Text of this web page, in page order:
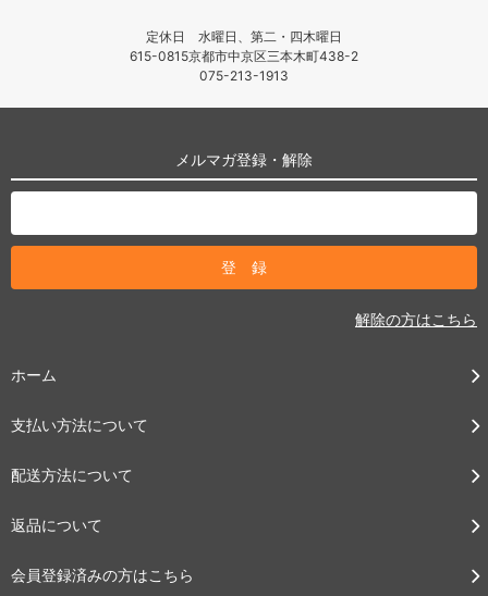
定休日 水曜日、第二・四木曜日
615-0815京都市中京区三本木町438-2
075-213-1913
メルマガ登録・解除
解除の方はこちら
ホーム
支払い方法について
配送方法について
返品について
会員登録済みの方はこちら